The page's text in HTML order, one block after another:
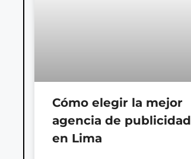
Cómo elegir la mejor
agencia de publicidad
en Lima